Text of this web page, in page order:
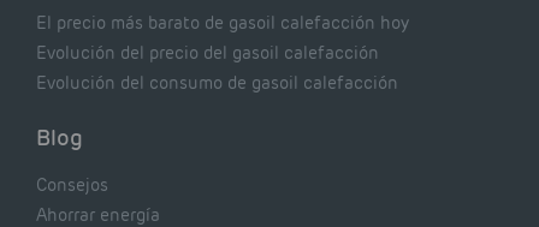
El precio más barato de gasoil calefacción hoy
Evolución del precio del gasoil calefacción
Evolución del consumo de gasoil calefacción
Blog
Consejos
Ahorrar energía